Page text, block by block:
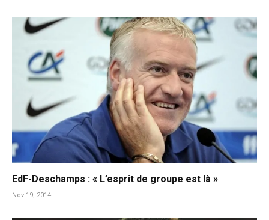
EdF-Deschamps : « L’esprit de groupe est là »
Nov 19, 2014